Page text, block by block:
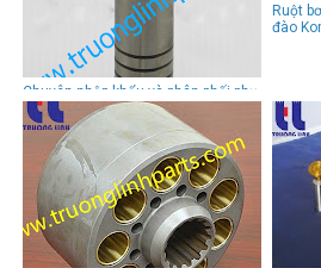
Chuyên nhập khẩu và phân phối phụ
kiện ruột bơm HPV90 cho xe
đàoKomatsu PC150-3/5, PC200-3/5,
PC220-3/5, PC600-3/5
Ruột
đào